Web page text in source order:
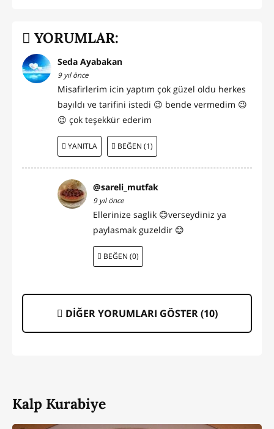
YORUMLAR:
Seda Ayabakan
9 yıl önce
Misafirlerim icin yaptım çok güzel oldu herkes
bayıldı ve tarifini istedi 😉 bende vermedim 😉
😉 çok teşekkür ederim
YANITLA BEĞEN (1)
@sareli_mutfak
9 yıl önce
Ellerinize saglik 😊verseydiniz ya
paylasmak guzeldir 😊
BEĞEN (0)
DİĞER YORUMLARI GÖSTER (10)
Kalp Kurabiye